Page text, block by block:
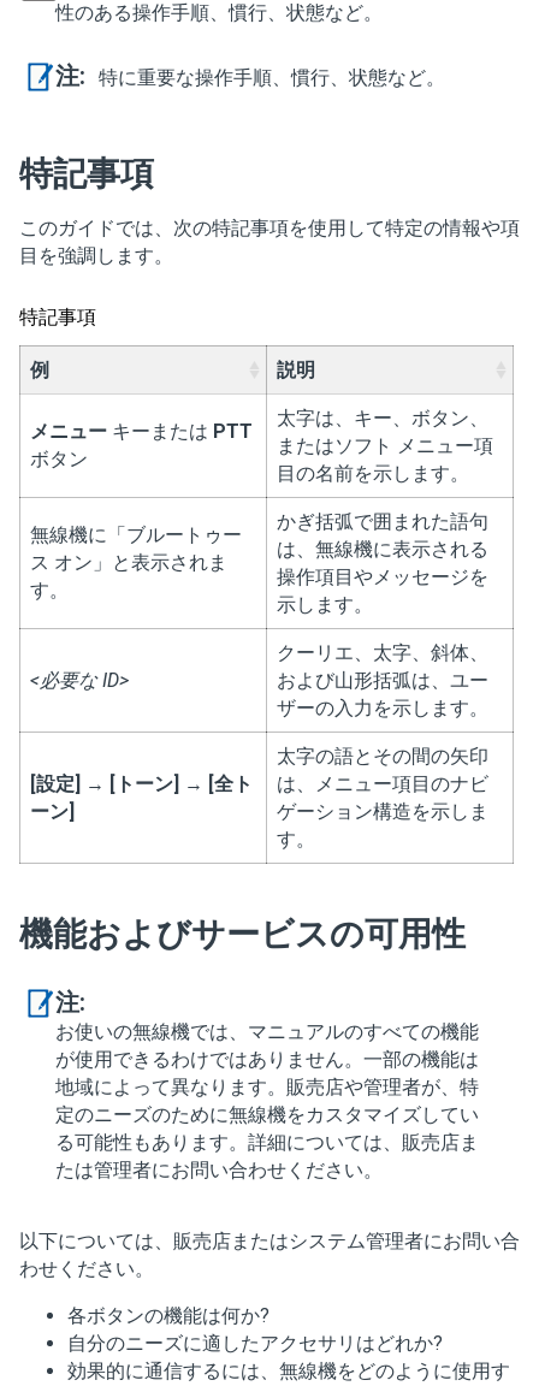
性のある操作手順、慣行、状態など。
注: 特に重要な操作手順、慣行、状態など。
特記事項
このガイドでは、次の特記事項を使用して特定の情報や項
目を強調します。
特記事項
例 説明
メニュー キーまたは PTT
ボタン
太字は、キー、ボタン、
またはソフト メニュー項
目の名前を示します。
無線機に「ブルートゥー
ス オン 」と表示されま
す。
かぎ括弧で囲まれた語句
は、無線機に表示される
操作項目やメッセージを
示します。
<必要な ID>
クーリエ、太字、斜体、
および山形括弧は、ユー
ザーの入力を示します。
[設定] → [トーン] → [全ト
ーン]
太字の語とその間の矢印
は、メニュー項目のナビ
ゲーション構造を示しま
す。
機能およびサービスの可用性
注:
お使いの無線機では、マニュアルのすべての機能
が使用できるわけではありません。一部の機能は
地域によって異なります。販売店や管理者が、特
定のニーズのために無線機をカスタマイズしてい
る可能性もあります。詳細については、販売店ま
たは管理者にお問い合わせください。
以下については、販売店またはシステム管理者にお問い合
わせください。
各ボタンの機能は何か?
自分のニーズに適したアクセサリはどれか?
効果的に通信するには、無線機をどのように使用す